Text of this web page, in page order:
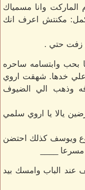
وانا مسمياك
مكنتش اعرف انك
زفت حتي .
وابتسامه ساحره
علي خدها. شهقت اروي
وذهب الي الضيوف
يالا يا اروي سلمي
ويوسف كذلك احتضن
____
عند الباب وامسك بيد